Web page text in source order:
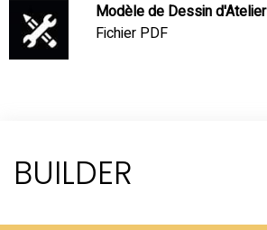
Modèle de Dessin d'Atelier
Fichier PDF
BUILDER